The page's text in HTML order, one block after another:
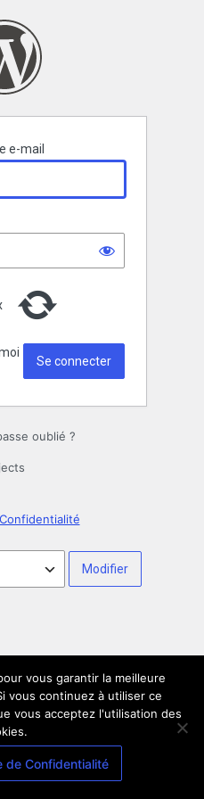
e-mail
oublié ?
vous garantir la meilleure
vous continuez à utiliser ce
vous acceptez l'utilisation des
de Confidentialité